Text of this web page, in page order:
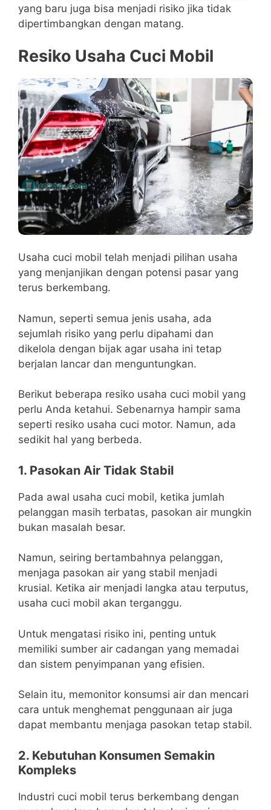
yang baru juga bisa menjadi risiko jika tidak
dipertimbangkan dengan matang.
Resiko Usaha Cuci Mobil
Usaha cuci mobil telah menjadi pilihan usaha
yang menjanjikan dengan potensi pasar yang
terus berkembang.
Namun, seperti semua jenis usaha, ada
sejumlah risiko yang perlu dipahami dan
dikelola dengan bijak agar usaha ini tetap
berjalan lancar dan menguntungkan.
Berikut beberapa resiko usaha cuci mobil yang
perlu Anda ketahui. Sebenarnya hampir sama
seperti resiko usaha cuci motor. Namun, ada
sedikit hal yang berbeda.
1. Pasokan Air Tidak Stabil
Pada awal usaha cuci mobil, ketika jumlah
pelanggan masih terbatas, pasokan air mungkin
bukan masalah besar.
Namun, seiring bertambahnya pelanggan,
menjaga pasokan air yang stabil menjadi
krusial. Ketika air menjadi langka atau terputus,
usaha cuci mobil akan terganggu.
Untuk mengatasi risiko ini, penting untuk
memiliki sumber air cadangan yang memadai
dan sistem penyimpanan yang efisien.
Selain itu, memonitor konsumsi air dan mencari
cara untuk menghemat penggunaan air juga
dapat membantu menjaga pasokan tetap stabil.
2. Kebutuhan Konsumen Semakin
Kompleks
Industri cuci mobil terus berkembang dengan